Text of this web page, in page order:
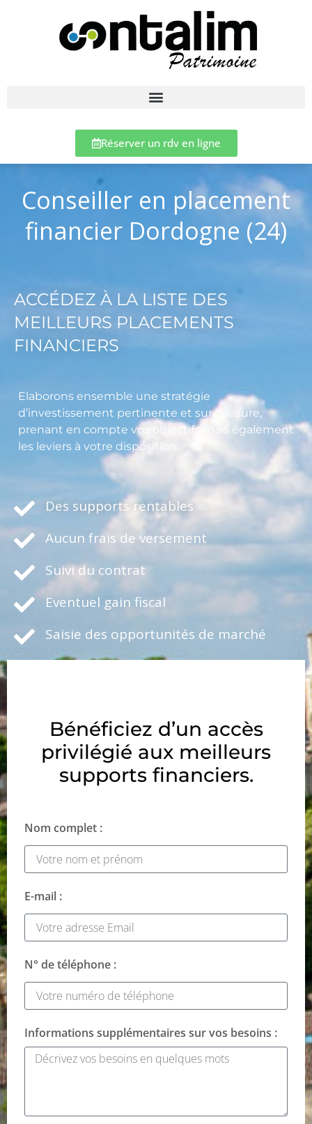
Réserver un rdv en ligne
Conseiller en placement
financier Dordogne (24)
ACCÉDEZ À LA LISTE DES
MEILLEURS PLACEMENTS
FINANCIERS
Elaborons ensemble une stratégie
d’investissement pertinente et sur-mesure,
prenant en compte vos objectifs mais également
les leviers à votre disposition
Des supports rentables
Aucun frais de versement
Suivi du contrat
Eventuel gain fiscal
Saisie des opportunités de marché
Bénéficiez d’un accès
privilégié aux meilleurs
supports financiers.
Nom complet :
E-mail :
N° de téléphone :
Informations supplémentaires sur vos besoins :